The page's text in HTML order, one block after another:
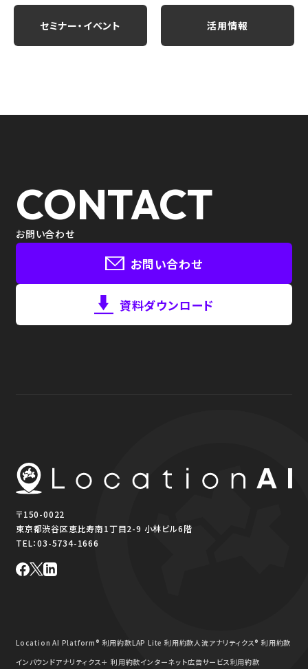
セミナー・イベント 活用情報
CONTACT
お問い合わせ
お問い合わせ
資料ダウンロード
〒150-0022
東京都渋谷区恵比寿南1丁目2-9 小林ビル6階
TEL：03-5734-1666
Location AI Platform® 利用約款LAP Lite 利用約款人流アナリティクス® 利用約款
インバウンドアナリティクス＋ 利用約款インターネット広告サービス利用約款